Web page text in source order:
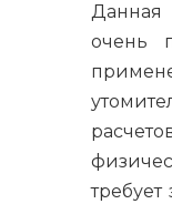
Данная
очень